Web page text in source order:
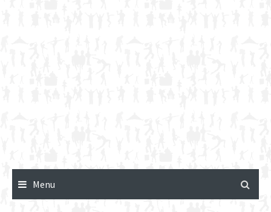
Menu